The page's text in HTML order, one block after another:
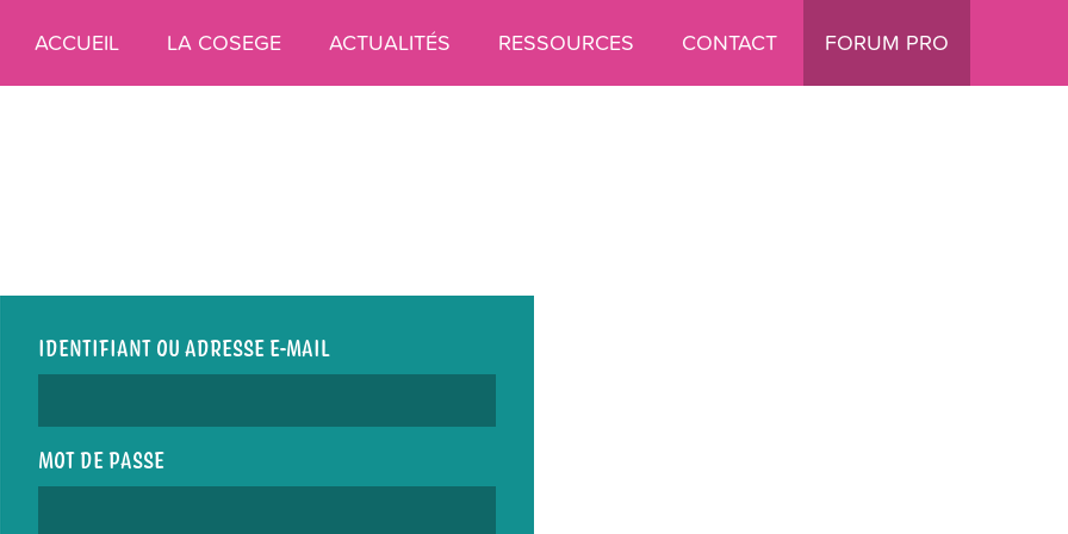
ACCUEIL LA COSEGE ACTUALITÉS RESSOURCES CONTACT FORUM PRO
IDENTIFIANT OU ADRESSE E-MAIL
MOT DE PASSE